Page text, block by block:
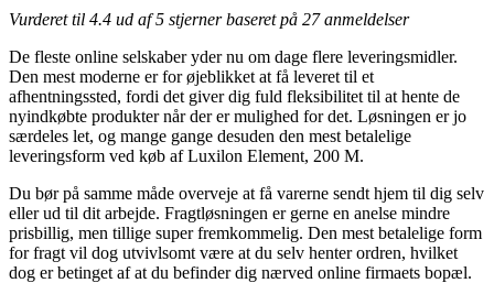
Vurderet til 4.4 ud af 5 stjerner baseret på 27anmeldelser
De fleste online selskaber yder nu om dage flere leveringsmidler.
Den mest moderne er for øjeblikket at få leveret til et
afhentningssted, fordi det giver dig fuld fleksibilitet til at hente de
nyindkøbte produkter når der er mulighed for det. Løsningen er jo
særdeles let, og mange gange desuden den mest betalelige
leveringsform ved køb af Luxilon Element, 200 M.
Du bør på samme måde overveje at få varerne sendt hjem til dig selv
eller ud til dit arbejde. Fragtløsningen er gerne en anelse mindre
prisbillig, men tillige super fremkommelig. Den mest betalelige form
for fragt vil dog utvivlsomt være at du selv henter ordren, hvilket
dog er betinget af at du befinder dig nærved online firmaets bopæl.